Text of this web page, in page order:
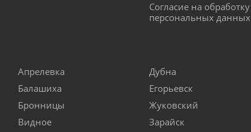
Согласие на обработку
персональных данных
Апрелевка
Балашиха
Бронницы
Видное
Дубна
Егорьевск
Жуковский
Зарайск